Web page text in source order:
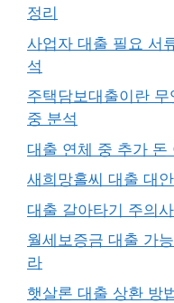
정리
사업자 대출 필요 서
석
주택담보대출이란
중 분석
대출 연체 중 추가 돈
새희망홀씨 대출 대
대출 갈아타기 주의
월세보증금 대출 가
라
햇살론 대출 상환 방